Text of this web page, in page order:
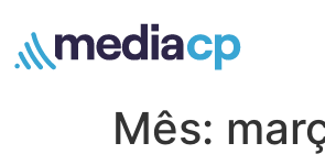
Mês: